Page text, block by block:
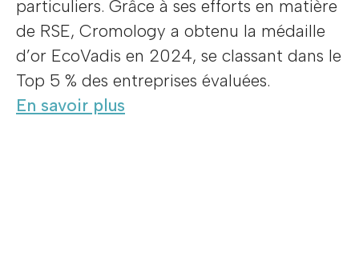
particuliers. Grâce à ses efforts en matière
de RSE, Cromology a obtenu la médaille
d’or EcoVadis en 2024, se classant dans le
Top 5 % des entreprises évaluées.
En savoir plus